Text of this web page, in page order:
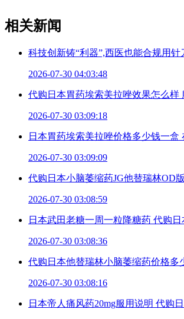
相关新闻
科技创新铸“利器”,西医也能合规用针
2026-07-30 04:03:48
代购日本胃药埃索美拉唑效果怎么样
2026-07-30 03:09:18
日本胃药埃索美拉唑价格多少钱一盒
2026-07-30 03:09:09
代购日本小脑萎缩药JG他替瑞林OD
2026-07-30 03:08:59
日本武田老糖一周一粒降糖药 代购
2026-07-30 03:08:36
代购日本他替瑞林小脑萎缩药价格多
2026-07-30 03:08:16
日本帝人痛风药20mg服用说明 代购